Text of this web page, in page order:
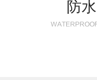
防